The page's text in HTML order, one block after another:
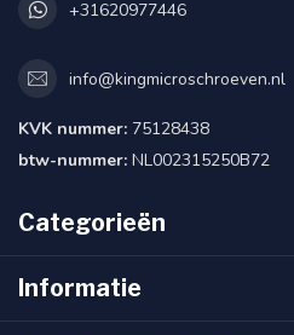
+31620977446
info@kingmicroschroeven.nl
KVK nummer: 75128438
btw-nummer: NL002315250B72
Categorieën
Informatie